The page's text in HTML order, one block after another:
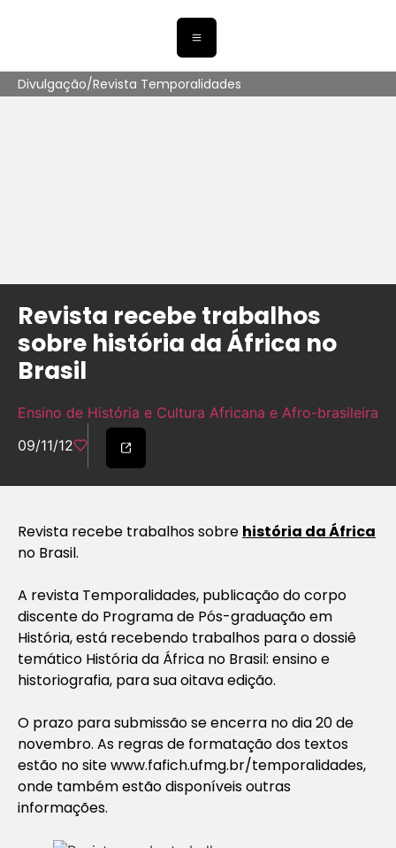
Divulgação/Revista Temporalidades
Revista recebe trabalhos
sobre história da África no
Brasil
Ensino de História e Cultura Africana e Afro-brasileira
09/11/12
Revista recebe trabalhos sobre história da África
no Brasil.
A revista Temporalidades, publicação do corpo
discente do Programa de Pós-graduação em
História, está recebendo trabalhos para o dossiê
temático História da África no Brasil: ensino e
historiografia, para sua oitava edição.
O prazo para submissão se encerra no dia 20 de
novembro. As regras de formatação dos textos
estão no site www.fafich.ufmg.br/temporalidades,
onde também estão disponíveis outras
informações.